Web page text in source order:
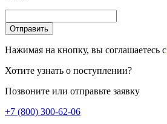
Отправить
Нажимая на кнопку, вы соглашаетесь с
Хотите узнать о поступлении?
Позвоните или отправьте заявку
+7 (800) 300-62-06